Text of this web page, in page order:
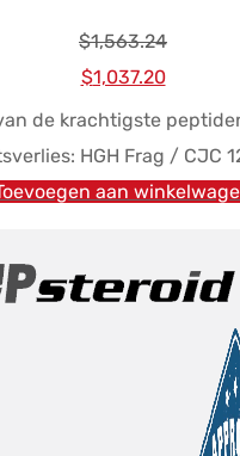
$1,563.24
Oorspronkelijke
prijs
was:
$1,563.24.
$1,037.20Huidige
prijs
is:
de krachtigste
HGH Frag / CJC
aan